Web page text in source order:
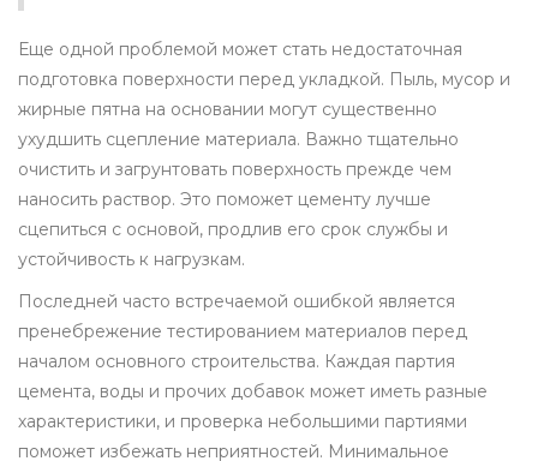
Еще одной проблемой может стать недостаточная
подготовка поверхности перед укладкой. Пыль, мусор и
жирные пятна на основании могут существенно
ухудшить сцепление материала. Важно тщательно
очистить и загрунтовать поверхность прежде чем
наносить раствор. Это поможет цементу лучше
сцепиться с основой, продлив его срок службы и
устойчивость к нагрузкам.
Последней часто встречаемой ошибкой является
пренебрежение тестированием материалов перед
началом основного строительства. Каждая партия
цемента, воды и прочих добавок может иметь разные
характеристики, и проверка небольшими партиями
поможет избежать неприятностей. Минимальное